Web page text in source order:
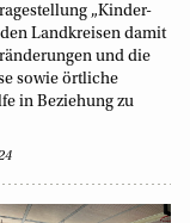
„Kinder-
Landkreisen damit
und die
sowie örtliche
in Beziehung zu